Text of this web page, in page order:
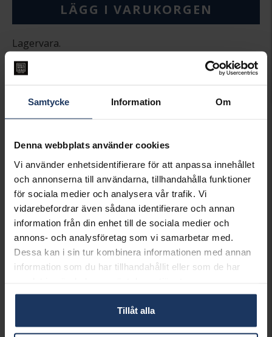
Samtycke Information Om
Denna webbplats använder cookies
Vi använder enhetsidentifierare för att anpassa innehållet
och annonserna till användarna, tillhandahålla funktioner
för sociala medier och analysera vår trafik. Vi
vidarebefordrar även sådana identifierare och annan
information från din enhet till de sociala medier och
annons- och analysföretag som vi samarbetar med.
Dessa kan i sin tur kombinera informationen med annan
information som du har tillhandahållit eller som de har
Tillåt alla
LÄGG I VARUKORGEN
Lagervara.
INFO
BREDD CA (MM)
6,30
LÄNGD CA (CM)
VARUMÄRKE
ÄDELMETALL
18K Gold
KEDJEMODELL
Rolo
VIKT CA (GRAM)
7.40
Matchande produkter och andra varianter